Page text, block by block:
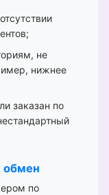
не
нижнее
заказан по
обмен
по